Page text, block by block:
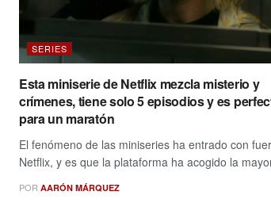
SERIES
Esta miniserie de Netflix mezcla misterio y
crímenes, tiene solo 5 episodios y es
para un maratón
El fenómeno de las miniseries ha entrado con
Netflix, y es que la plataforma ha acogido la
POR AARÓN MÁRQUEZ